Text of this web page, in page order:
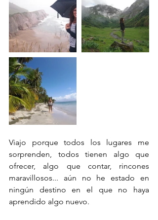
Viajo porque todos los lugares me
sorprenden, todos tienen algo que
ofrecer, algo que contar, rincones
maravillosos... aún no he estado en
ningún destino en el que no haya
aprendido algo nuevo.